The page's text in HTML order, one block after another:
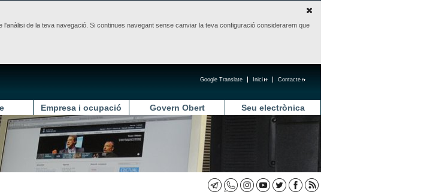
de la teva navegació. Si continues navegant sense canviar la teva configuració considerarem que
Contacte
Inici
Google Translate
Empresa i ocupació Govern Obert Seu electrònica